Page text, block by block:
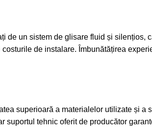
de un sistem de glisare fluid și
de instalare. Îmbunătățirea
superioară a materialelor utilizate și
suportul tehnic oferit de producător